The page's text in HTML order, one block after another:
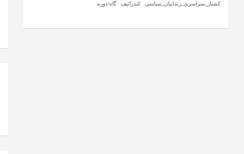
کشتار_سراسری_زندانیان_سیاسی کندراتیف گاه-دوره